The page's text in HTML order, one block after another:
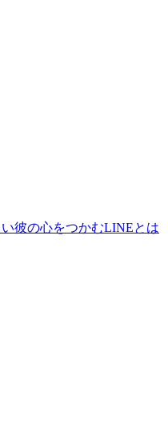
彼の心をつかむLINEとは